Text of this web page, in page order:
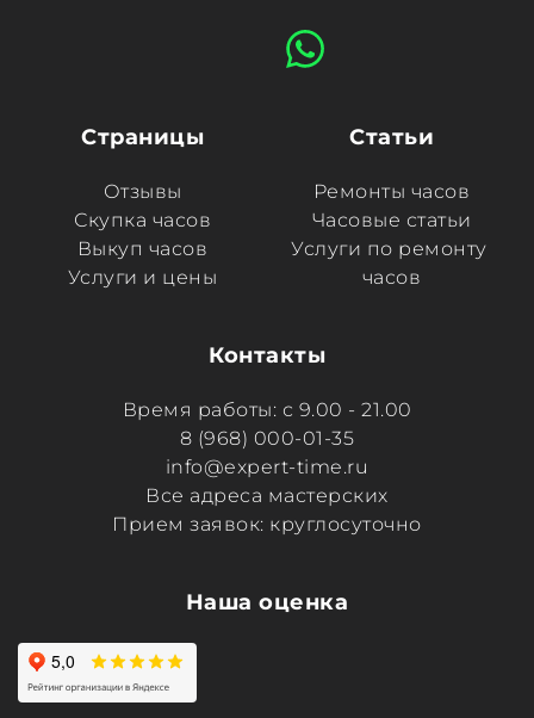
Страницы
Отзывы
Скупка часов
Выкуп часов
Услуги и цены
Статьи
Ремонты часов
Часовые статьи
Услуги по ремонту
часов
Контакты
Время работы: с 9.00 - 21.00
8 (968) 000-01-35
info@expert-time.ru
Все адреса мастерских
Прием заявок: круглосуточно
Наша оценка